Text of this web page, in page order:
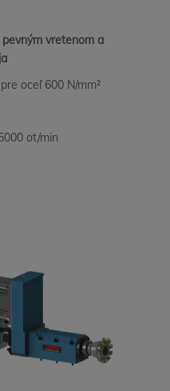
vretenom a
oceľ 600 N/mm²
ot/min